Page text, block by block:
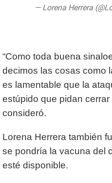
— Lorena Herrera
“Como toda buena
decimos las cosas como
es lamentable que la
estúpido que pidan
consideró.
Lorena Herrera también
se pondría la vacuna del
esté disponible.